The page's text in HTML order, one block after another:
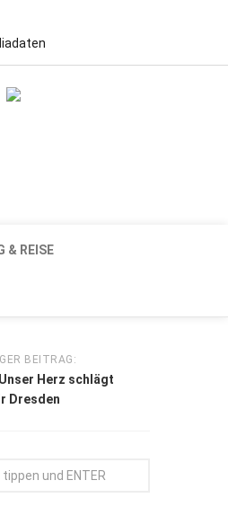
& REISE
BEITRAG:
Herz schlägt
Dresden